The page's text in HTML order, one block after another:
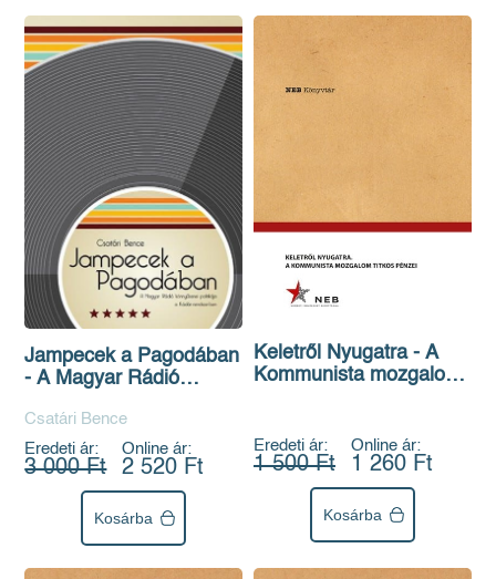
Jampecek a Pagodában
- A Magyar Rádió
Kádár-rendszerben
Csatári Bence
Eredeti ár:
3 000 Ft
Online ár:
2 520 Ft
Kosárba
Keletről Nyugatra - A
Kommunista mozgalom
Eredeti ár:
1 500 Ft
Online ár:
1 260 Ft
Kosárba